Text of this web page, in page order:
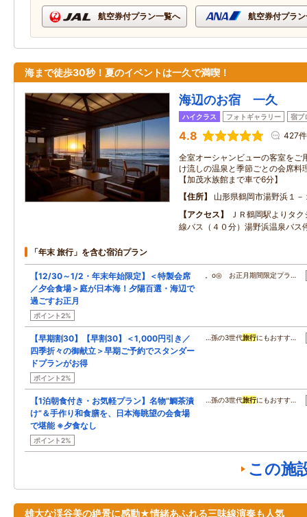
航空券付プラン一覧へ 航空券付プラ
海まで徒歩30秒！夏のイベントは一久で満喫！
海辺のお宿 一久
ハイクラス フォトギャラリー 宿ブ
4.8 427件
全室オーシャンビューの客室をご
け流しの温泉と季節ごとの会席料
【加茂水族館まで車で6分】
住所
山形県鶴岡市湯野浜１－
アクセス
ＪＲ鶴岡駅よりタ
線バス（４０分）湯野浜温泉バス
「年末 旅行」を含む宿泊プラン
【12/30～1/2・年末年始限定】＜特製会席
／夕会食場＞庭が日本海！夕陽百選・海辺で
過ごすお正月
ポイント2%
。o◎ お正月期間限定プラ…
【早期割30】【早割30】＜1,000円引き／
四季折々の御献立＞早期ご予約でスタンダー
ドプランがお得
ポイント2%
…孫の3世代旅行にもおすす…
【1泊朝食付き・お気軽プラン】名物“鯛茶漬
け”＆手作り和食膳を、日本海眺望の会食場
で堪能 ※夕食なし
ポイント2%
…孫の3世代旅行にもおすす…
この施
雄大な渓谷美の絶景に感動★情緒あふれる三味線演奏も人気